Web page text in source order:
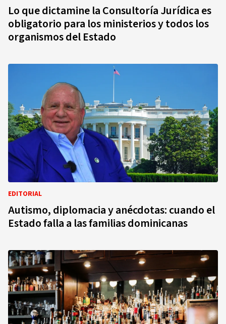
Lo que dictamine la Consultoría Jurídica es
obligatorio para los ministerios y todos los
organismos del Estado
EDITORIAL
Autismo, diplomacia y anécdotas: cuando el
Estado falla a las familias dominicanas